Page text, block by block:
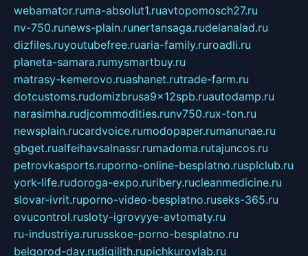
webamator.ruma-absolut1.ruavtopomosch27.ru
nv-750.runews-plain.runertansaga.rudelanalad.ru
dizfiles.ruyoutubefree.ruaria-family.ruroadli.ru
planeta-samara.rumysmartbuy.ru
matrasy-kemerovo.ruashanet.rutrade-farm.ru
dotcustoms.rudomizbrusa9x12spb.ruautodamp.ru
narasimha.rudjcommodities.runv750.rux-ton.ru
newsplain.rucardvoice.rumodopaper.rumanunae.ru
gbget.rualfeihavsalnassr.rumadoma.rutajuncos.ru
petrovkasports.ruporno-online-besplatno.rusplclub.ru
york-life.rudoroga-expo.ruribery.rucleanmedicine.ru
slovar-ivrit.ruporno-video-besplatno.ruseks-365.ru
ovucontrol.rusloty-igrovyye-avtomaty.ru
ru-industriya.rurusskoe-porno-besplatno.ru
belgorod-day.rudigilith.rupichkurovlab.ru